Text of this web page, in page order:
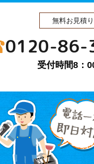
無料お見積
0120-86-
受付時間8：